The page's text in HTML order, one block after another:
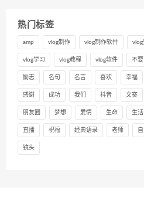
热门标签
amp vlog制作 vlog制作软件 vlog
vlog学习 vlog教程 vlog软件 不要
励志 名句 名言 喜欢 幸福
感谢 成功 我们 抖音 文案
朋友圈 梦想 爱情 生命 生活
直播 祝福 经典语录 老师
镜头